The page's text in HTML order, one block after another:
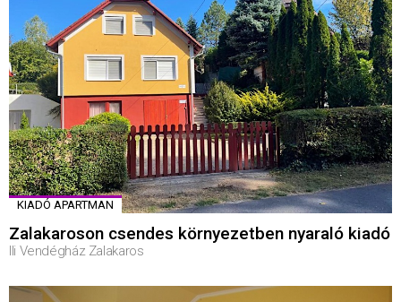
KIADÓ APARTMAN
Zalakaroson csendes környezetben nyaraló kiadó
Ili Vendégház Zalakaros